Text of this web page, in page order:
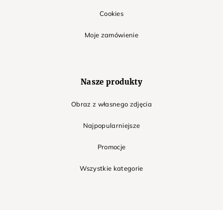
Cookies
Moje zamówienie
Nasze produkty
Obraz z własnego zdjęcia
Najpopularniejsze
Promocje
Wszystkie kategorie